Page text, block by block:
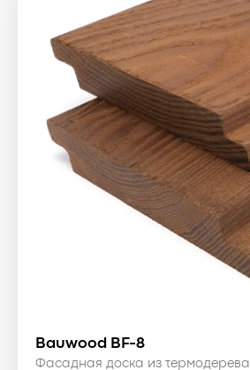
Bauwood BF-8
Фасадная доска из термодерева